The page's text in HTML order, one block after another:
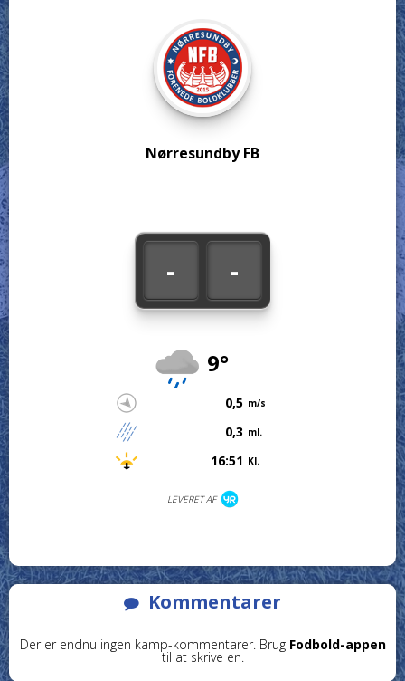
- -
9°
0,5 m/s
0,3 ml.
16:51 Kl.
LEVERET AF
Nørresundby FB
Kommentarer
Der er endnu ingen kamp-kommentarer. Brug Fodbold-appen
til at skrive en.